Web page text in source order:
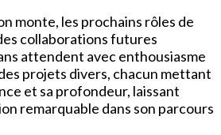
monte, les prochains rôles de
collaborations futures
attendent avec enthousiasme
projets divers, chacun mettant
et sa profondeur, laissant
remarquable dans son parcours